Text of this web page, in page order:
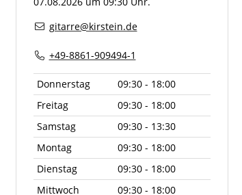
gitarre@kirstein.de
+49-8861-909494-1
Donnerstag
09:30 - 18:00
Freitag
09:30 - 18:00
Samstag
09:30 - 13:30
Montag
09:30 - 18:00
Dienstag
09:30 - 18:00
Mittwoch
09:30 - 18:00